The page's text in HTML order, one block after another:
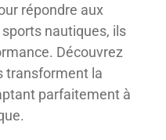
répondre aux
nautiques, ils
Découvrez
transforment la
parfaitement à